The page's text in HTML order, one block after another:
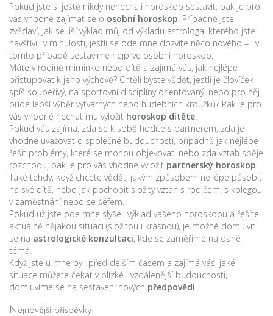
Pokud jste si ještě nikdy nenechali horoskop sestavit, pak je pro
vás vhodné zajímat se o osobní horoskop. Případně jste
zvědaví, jak se liší výklad můj od výkladu astrologa, kterého jste
navštívili v minulosti, jestli se ode mne dozvíte něco nového – i v
tomto případě sestavíme nejprve osobní horoskop.
Máte v rodině miminko nebo dítě a zajímá vás, jak nejlépe
přistupovat k jeho výchově? Chtěli byste vědět, jestli je človíček
spíš soupeřivý, na sportovní disciplíny orientovaný, nebo pro něj
bude lepší výběr výtvarných nebo hudebních kroužků? Pak je pro
vás vhodné nechat mu vyložit horoskop dítěte.
Pokud vás zajímá, zda se k sobě hodíte s partnerem, zda je
vhodné uvažovat o společné budoucnosti, případně jak nejlépe
řešit problémy, které se mohou objevovat, nebo zda vztah spěje
rozchodu, pak je pro vás vhodné vyložit partnerský horoskop.
Také tehdy, když chcete vědět, jakým způsobem nejlépe působit
na své dítě, nebo jak pochopit složitý vztah s rodičem, s kolegou
v zaměstnání nebo se šéfem.
Pokud už jste ode mne slyšeli výklad vašeho horoskopu a řešíte
aktuálně nějakou situaci (složitou i krásnou), je možné domluvit
se na astrologické konzultaci, kde se zaměříme na dané
téma.
Když jste u mne byli před delším časem a zajímá vás, jaké
situace můžete čekat v blízké i vzdálenější budoucnosti,
domluvíme se na sestavení nových předpovědí.
Nejnovější příspěvky